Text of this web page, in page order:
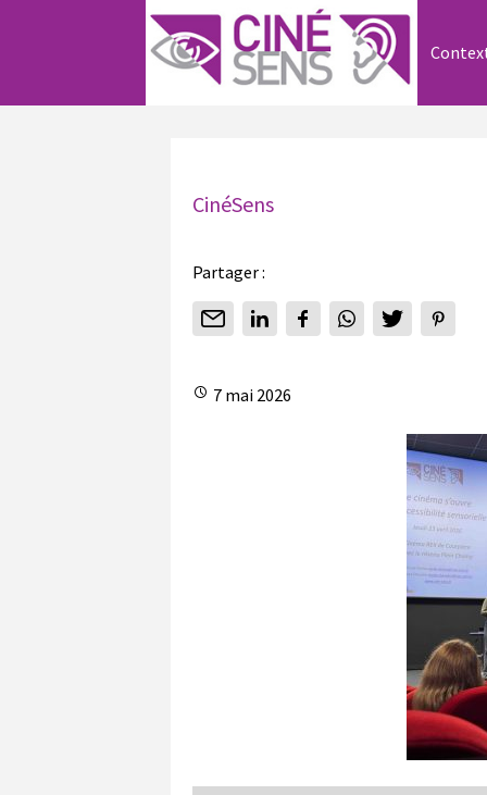
CinéSens
Partager :
7 mai 2026